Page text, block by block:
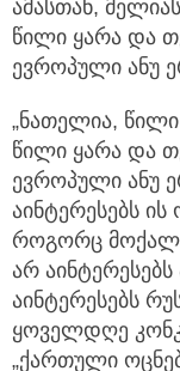
ამასთან,
წილი ყარა და
ევროპული ანუ
„ნათელია, წილი
წილი ყარა და
ევროპული ანუ
აინტერესებს
როგორც
არ
აინტერესებს
ყოველდღე
„ქართული